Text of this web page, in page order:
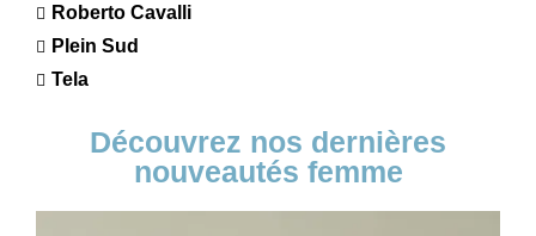
Roberto Cavalli
Plein Sud
Tela
Découvrez nos dernières
nouveautés femme